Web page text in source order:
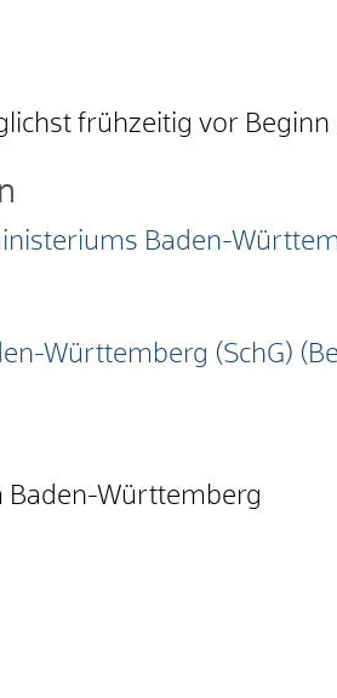
frühzeitig vor
Baden-
Württemberg (SchG)
Württemberg